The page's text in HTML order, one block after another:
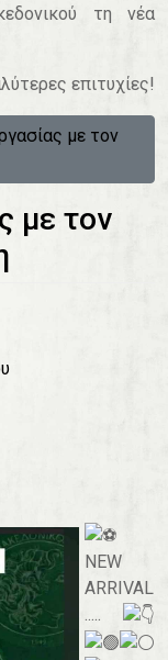
τη νέα
επιτυχίες!
με τον
με τον
NEW
ARRIVAL
.....